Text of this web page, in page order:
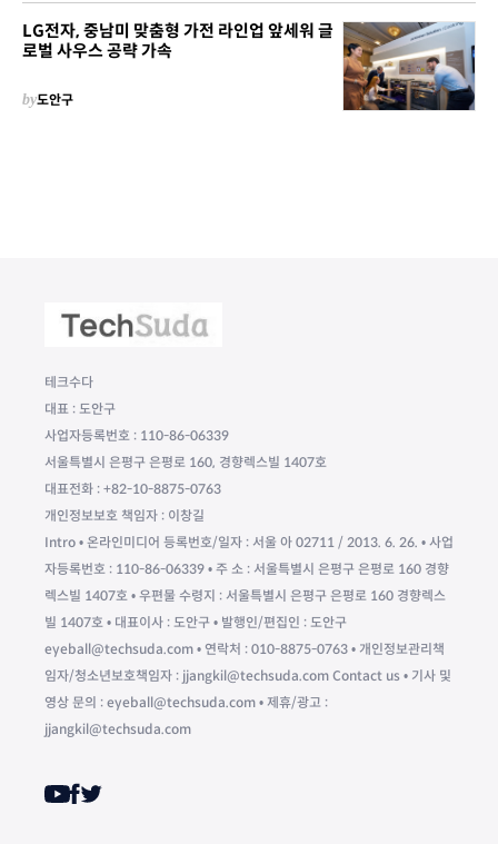
LG전자, 중남미 맞춤형 가전 라인업 앞세워 글
로벌 사우스 공략 가속
by도안구
테크수다
대표 : 도안구
사업자등록번호 : 110-86-06339
서울특별시 은평구 은평로 160, 경향렉스빌 1407호
대표전화 : +82-10-8875-0763
개인정보보호 책임자 : 이창길
Intro • 온라인미디어 등록번호/일자 : 서울 아 02711 / 2013. 6. 26. • 사업
자등록번호 : 110-86-06339 • 주 소 : 서울특별시 은평구 은평로 160 경향
렉스빌 1407호 • 우편물 수령지 : 서울특별시 은평구 은평로 160 경향렉스
빌 1407호 • 대표이사 : 도안구 • 발행인/편집인 : 도안구
eyeball@techsuda.com • 연락처 : 010-8875-0763 • 개인정보관리책
임자/청소년보호책임자 : jjangkil@techsuda.com Contact us • 기사 및
영상 문의 : eyeball@techsuda.com • 제휴/광고 :
jjangkil@techsuda.com